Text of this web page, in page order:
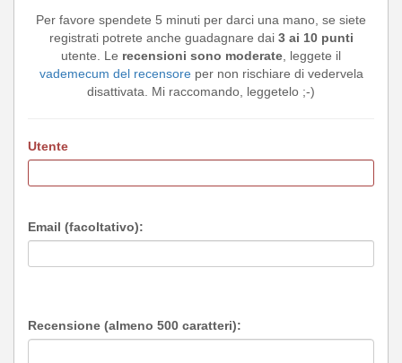
Per favore spendete 5 minuti per darci una mano, se siete
registrati potrete anche guadagnare dai 3 ai 10 punti
utente. Le recensioni sono moderate, leggete il
vademecum del recensoreper non rischiare di vedervela
disattivata. Mi raccomando, leggetelo ;-)
Utente
Email (facoltativo):
Recensione (almeno 500 caratteri):